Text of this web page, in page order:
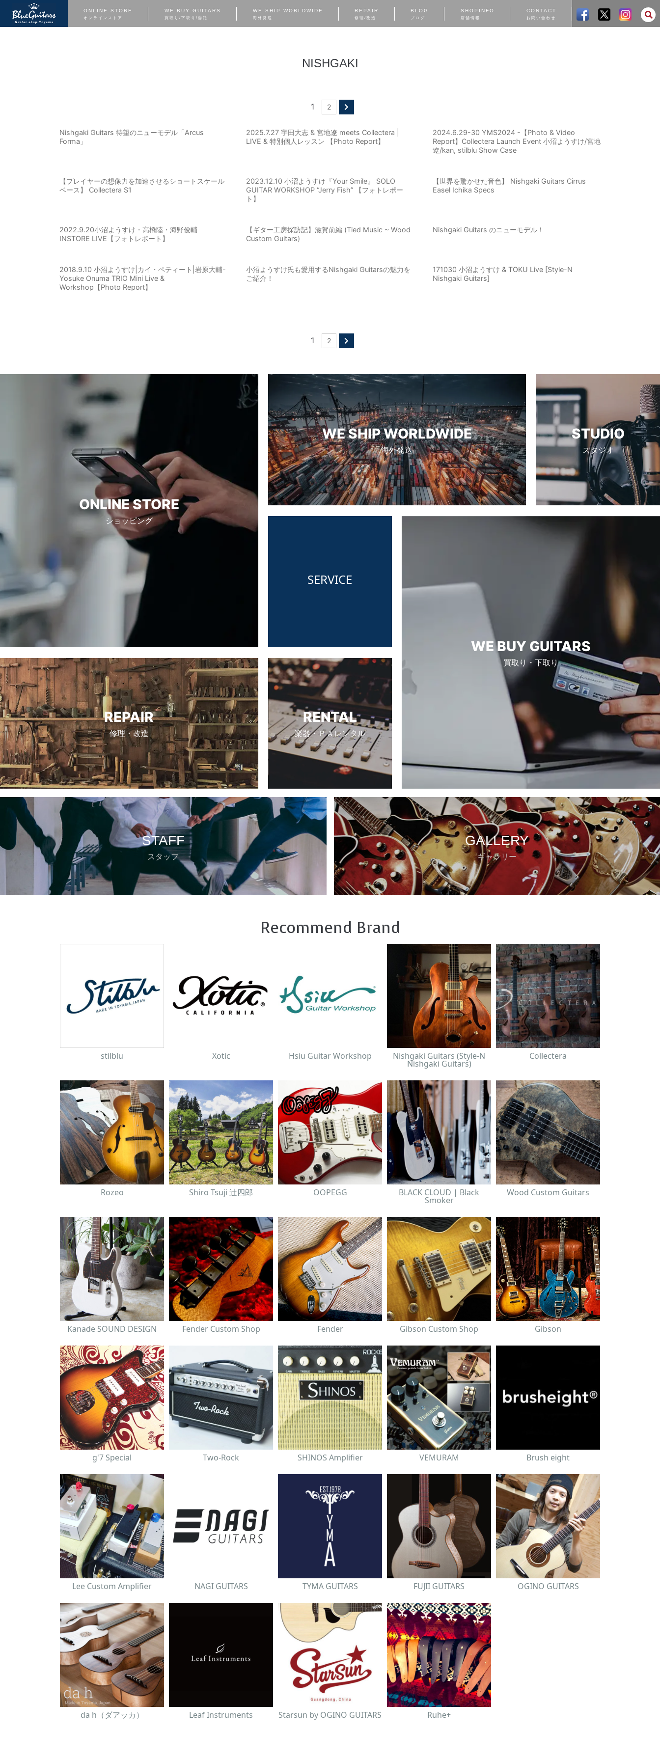
ONLINE STORE
オンラインストア
WE BUY GUITARS
買取り/下取り/委託
WE SHIP WORLDWIDE
海外発送
REPAIR
修理/改造
BLOG
ブログ
SHOPINFO
店舗情報
CONTACT
お問い合わせ
NISHGAKI
1 2
Nishgaki Guitars 待望のニューモデル「Arcus
Forma」
2025.7.27 宇田大志 & 宮地遼 meets Collectera |
LIVE & 特別個人レッスン 【Photo Report】
2024.6.29-30 YMS2024 -【Photo & Video
Report】Collectera Launch Event 小沼ようすけ/宮地
遼/kan, stilblu Show Case
【プレイヤーの想像力を加速させるショートスケール
ベース】 Collectera S1
2023.12.10 小沼ようすけ『Your Smile』 SOLO
GUITAR WORKSHOP “Jerry Fish” 【フォトレポー
ト】
【世界を驚かせた音色】 Nishgaki Guitars Cirrus
Easel Ichika Specs
2022.9.20小沼ようすけ・高橋陸・海野俊輔
INSTORE LIVE【フォトレポート】
【ギター工房探訪記】滋賀前編 (Tied Music ~ Wood
Custom Guitars)
Nishgaki Guitars のニューモデル！
2018.9.10 小沼ようすけ|カイ・ペティート|岩原大輔-
Yosuke Onuma TRIO Mini Live &
Workshop【Photo Report】
小沼ようすけ氏も愛用するNishgaki Guitarsの魅力を
ご紹介！
171030 小沼ようすけ & TOKU Live [Style-N
Nishgaki Guitars]
1 2
ONLINE STORE
ショッピング
WE SHIP WORLDWIDE
海外発送
STUDIO
スタジオ
SERVICE
REPAIR
修理・改造
RENTAL
楽器・ＰＡレンタル
WE BUY GUITARS
買取り・下取り
STAFF
スタッフ
GALLERY
ギャラリー
Recommend Brand
stilblu Xotic Hsiu Guitar Workshop Nishgaki Guitars (Style-N
Nishgaki Guitars)
Collectera
Rozeo Shiro Tsuji 辻四郎 OOPEGG BLACK CLOUD | Black
Smoker
Wood Custom Guitars
Kanade SOUND DESIGN Fender Custom Shop Fender Gibson Custom Shop Gibson
g'7 Special Two-Rock SHINOS Amplifier VEMURAM Brush eight
Lee Custom Amplifier NAGI GUITARS TYMA GUITARS FUJII GUITARS OGINO GUITARS
da h（ダアッカ） Leaf Instruments Starsun by OGINO GUITARS Ruhe+